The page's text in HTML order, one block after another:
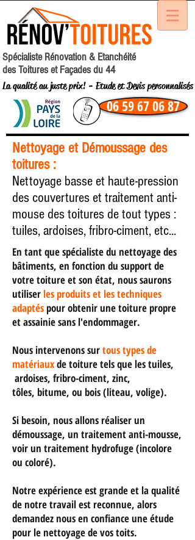
Spécialiste Rénovation & Etanchéité
des Toitures et Façades du 44
La qualité au juste prix ! - Etude et Devis personnalisés
06 59 67 06 87
Nettoyage et Démoussage des
toitures :
Nettoyage basse et haute-pression
des couvertures et traitement anti-
mouse des toitures de tout types :
tuiles, ardoises, fribro-ciment, etc...
En tant que spécialiste du nettoyage des
bâtiments, en fonction du support de
votre toiture et son état, nous saurons
utiliser les produits et les techniques
adaptés pour obtenir une toiture propre
et assainie sans l'endommager.
Nous intervenons surtous typesde
matériauxde toiture tels que les tuiles,
ardoises, fribro-ciment, zinc,
tôles, bitume, ou bois (liteau, volige).
Si besoin, nous allons réaliser un
démoussage, un traitement anti-mousse,
voir un traitement hydrofuge (incolore
ou coloré).
Notre expérience est grande et la qualité
de notre travail est reconnue, alors
demandez nous en confiance une étude
pour le nettoyage de vos toits.